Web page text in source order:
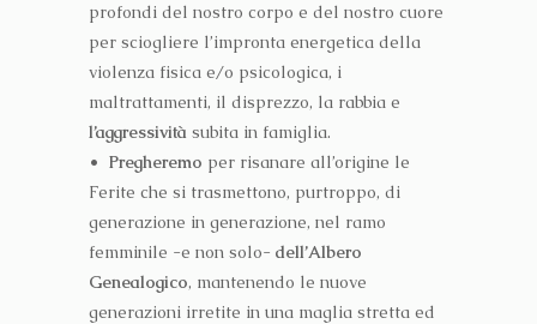
profondi del nostro corpo e del nostro cuore
per sciogliere l’impronta energetica della
violenza fisica e/o psicologica, i
maltrattamenti, il disprezzo, la rabbia e
l’aggressività subita in famiglia.
• Pregheremo per risanare all’origine le
Ferite che si trasmettono, purtroppo, di
generazione in generazione, nel ramo
femminile -e non solo- dell’Albero
Genealogico, mantenendo le nuove
generazioni irretite in una maglia stretta ed